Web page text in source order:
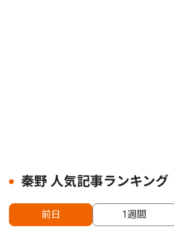
秦野 人気記事ランキング
前日 1週間